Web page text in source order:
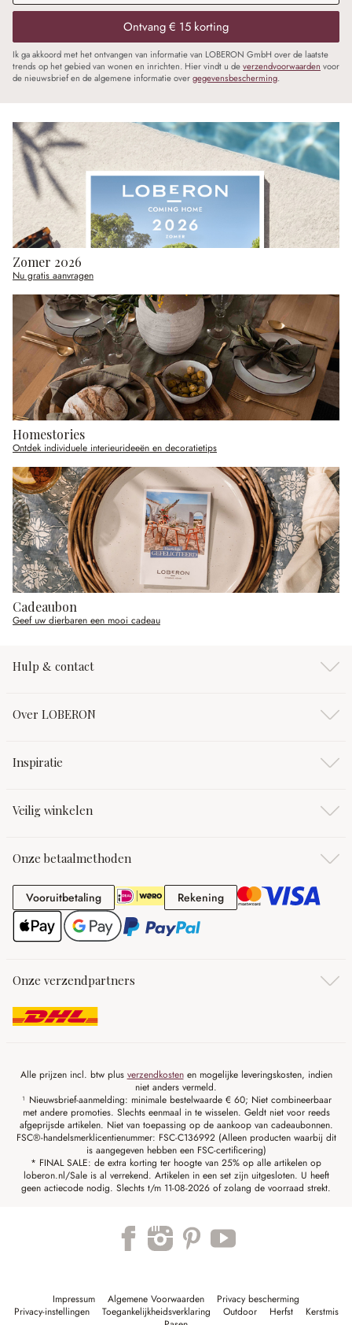
Ontvang € 15 korting
Ik ga akkoord met het ontvangen van informatie van LOBERON GmbH over de laatste
trends op het gebied van wonen en inrichten. Hier vindt u deverzendvoorwaarden voor
de nieuwsbrief en de algemene informatie overgegevensbescherming.
Zomer 2026
Nu gratis aanvragen
Homestories
Ontdek individuele interieurideeën en decoratietips
Cadeaubon
Geef uw dierbaren een mooi cadeau
Hulp & contact
Over LOBERON
Inspiratie
Veilig winkelen
Onze betaalmethoden
VooruitbetalingVooruitbetaling RekeningRekening
Onze verzendpartners
Alle prijzen incl. btw plus verzendkostenen mogelijke leveringskosten, indien
niet anders vermeld.
¹ Nieuwsbrief-aanmelding: minimale bestelwaarde € 60; Niet combineerbaar
met andere promoties. Slechts eenmaal in te wisselen. Geldt niet voor reeds
afgeprijsde artikelen. Niet van toepassing op de aankoop van cadeaubonnen.
FSC®-handelsmerklicentienummer: FSC-C136992 (Alleen producten waarbij dit
is aangegeven hebben een FSC-certificering)
* FINAL SALE: de extra korting ter hoogte van 25% op alle artikelen op
loberon.nl/Sale is al verrekend. Artikelen in een set zijn uitgesloten. U heeft
geen actiecode nodig. Slechts t/m 11-08-2026 of zolang de voorraad strekt.
Impressum Algemene Voorwaarden
Privacy bescherming
Privacy-instellingen
Toegankelijkheidsverklaring Outdoor Herfst
Kerstmis